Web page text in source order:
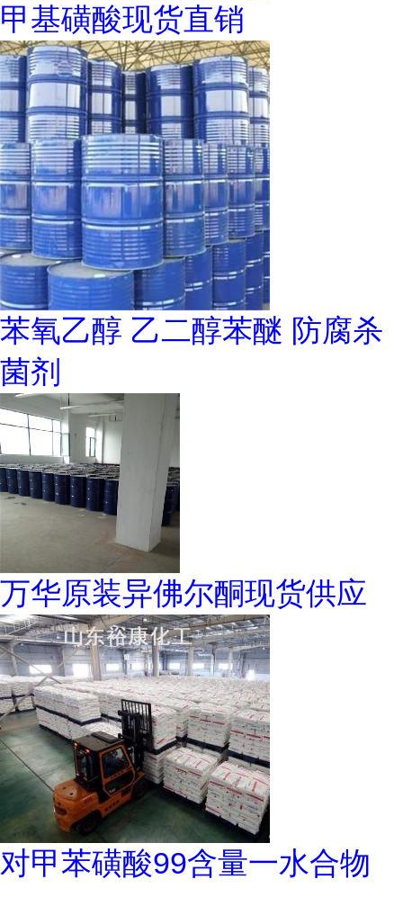
甲基磺酸现货直销
苯氧乙醇 乙二醇苯醚 防腐杀
菌剂
万华原装异佛尔酮现货供应
对甲苯磺酸99含量一水合物